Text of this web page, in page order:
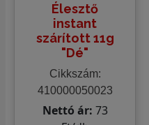
Élesztő
instant
szárított 11g
"Dé"
Cikkszám:
410000050023
Nettó ár: 73